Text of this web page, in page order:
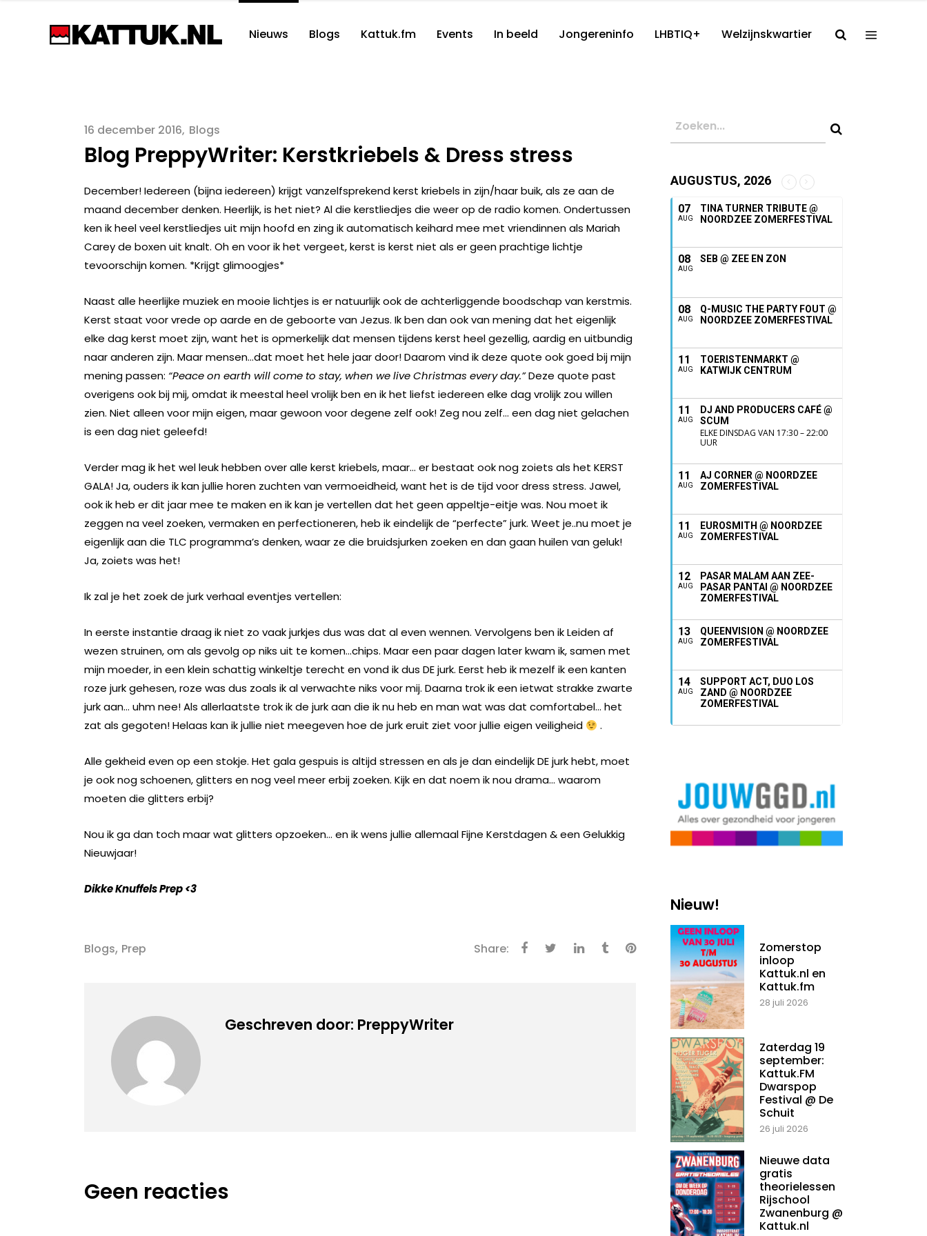
Nieuws Blogs Kattuk.fm Events In beeld Jongereninfo LHBTIQ+ Welzijnskwartier
16 december 2016 Blogs
Blog PreppyWriter: Kerstkriebels & Dress stress
December! Iedereen (bijna iedereen) krijgt vanzelfsprekend kerst kriebels in zijn/haar buik, als ze aan de
maand december denken. Heerlijk, is het niet? Al die kerstliedjes die weer op de radio komen. Ondertussen
ken ik heel veel kerstliedjes uit mijn hoofd en zing ik automatisch keihard mee met vriendinnen als Mariah
Carey de boxen uit knalt. Oh en voor ik het vergeet, kerst is kerst niet als er geen prachtige lichtje
tevoorschijn komen. *Krijgt glimoogjes*
Naast alle heerlijke muziek en mooie lichtjes is er natuurlijk ook de achterliggende boodschap van kerstmis.
Kerst staat voor vrede op aarde en de geboorte van Jezus. Ik ben dan ook van mening dat het eigenlijk
elke dag kerst moet zijn, want het is opmerkelijk dat mensen tijdens kerst heel gezellig, aardig en uitbundig
naar anderen zijn. Maar mensen…dat moet het hele jaar door! Daarom vind ik deze quote ook goed bij mijn
mening passen: “Peace on earth will come to stay, when we live Christmas every day.”Deze quote past
overigens ook bij mij, omdat ik meestal heel vrolijk ben en ik het liefst iedereen elke dag vrolijk zou willen
zien. Niet alleen voor mijn eigen, maar gewoon voor degene zelf ook! Zeg nou zelf… een dag niet gelachen
is een dag niet geleefd!
Verder mag ik het wel leuk hebben over alle kerst kriebels, maar… er bestaat ook nog zoiets als het KERST
GALA! Ja, ouders ik kan jullie horen zuchten van vermoeidheid, want het is de tijd voor dress stress. Jawel,
ook ik heb er dit jaar mee te maken en ik kan je vertellen dat het geen appeltje-eitje was. Nou moet ik
zeggen na veel zoeken, vermaken en perfectioneren, heb ik eindelijk de “perfecte” jurk. Weet je..nu moet je
eigenlijk aan die TLC programma’s denken, waar ze die bruidsjurken zoeken en dan gaan huilen van geluk!
Ja, zoiets was het!
Ik zal je het zoek de jurk verhaal eventjes vertellen:
In eerste instantie draag ik niet zo vaak jurkjes dus was dat al even wennen. Vervolgens ben ik Leiden af
wezen struinen, om als gevolg op niks uit te komen…chips. Maar een paar dagen later kwam ik, samen met
mijn moeder, in een klein schattig winkeltje terecht en vond ik dus DE jurk. Eerst heb ik mezelf ik een kanten
roze jurk gehesen, roze was dus zoals ik al verwachte niks voor mij. Daarna trok ik een ietwat strakke zwarte
jurk aan… uhm nee! Als allerlaatste trok ik de jurk aan die ik nu heb en man wat was dat comfortabel… het
zat als gegoten! Helaas kan ik jullie niet meegeven hoe de jurk eruit ziet voor jullie eigen veiligheid
.
Alle gekheid even op een stokje. Het gala gespuis is altijd stressen en als je dan eindelijk DE jurk hebt, moet
je ook nog schoenen, glitters en nog veel meer erbij zoeken. Kijk en dat noem ik nou drama… waarom
moeten die glitters erbij?
Nou ik ga dan toch maar wat glitters opzoeken… en ik wens jullie allemaal Fijne Kerstdagen & een Gelukkig
Nieuwjaar!
Dikke Knuffels Prep <3
Blogs, Prep Share:
Geschreven door: PreppyWriter
Geen reacties
AUGUSTUS, 2026
07
AUG
TINA TURNER TRIBUTE @
NOORDZEE ZOMERFESTIVAL
08
AUG
SEB @ ZEE EN ZON
08
AUG
Q-MUSIC THE PARTY FOUT @
NOORDZEE ZOMERFESTIVAL
11
AUG
TOERISTENMARKT @
KATWIJK CENTRUM
11
AUG
DJ AND PRODUCERS CAFÉ @
SCUM
ELKE DINSDAG VAN 17:30 – 22:00
UUR
11
AUG
AJ CORNER @ NOORDZEE
ZOMERFESTIVAL
11
AUG
EUROSMITH @ NOORDZEE
ZOMERFESTIVAL
12
AUG
PASAR MALAM AAN ZEE-
PASAR PANTAI @ NOORDZEE
ZOMERFESTIVAL
13
AUG
QUEENVISION @ NOORDZEE
ZOMERFESTIVAL
14
AUG
SUPPORT ACT, DUO LOS
ZAND @ NOORDZEE
ZOMERFESTIVAL
Nieuw!
Zomerstop
inloop
Kattuk.nl en
Kattuk.fm
28 juli 2026
Zaterdag 19
september:
Kattuk.FM
Dwarspop
Festival @ De
Schuit
26 juli 2026
Nieuwe data
gratis
theorielessen
Rijschool
Zwanenburg @
Kattuk.nl